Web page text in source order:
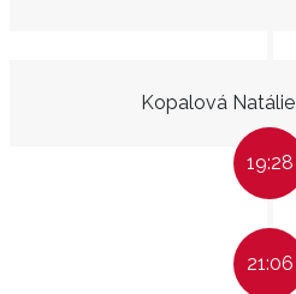
Kopalová Natálie
19:28
21:06